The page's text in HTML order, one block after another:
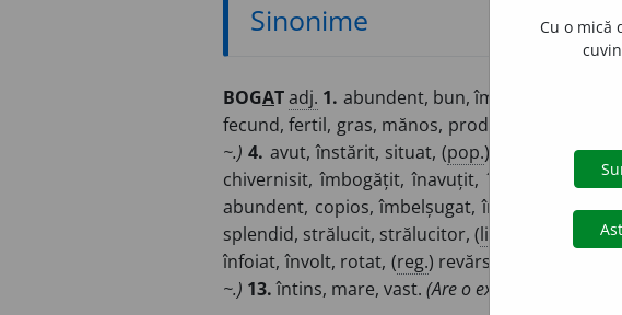
Sinonime
BOGATadj. 1. abundent, bun, îmbelșugat,
fecund, fertil, gras, mănos, productiv, roditor,
~.) 4. avut, înstărit, situat, (pop.) chiab r, cupri
chivernisit, îmbogățit, înavuțit, înstărit,
abundent, copios, îmbelșugat, îndestulat, (fig.)
splendid, strălucit, strălucitor, (livr. fic, (
înfoiat, învolt, rotat, (reg.) revărs
~.) 13.întins, mare, vast. (Are o experiență ~.)
Cu o mică